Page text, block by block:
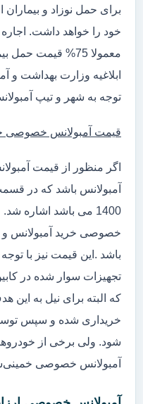
برای حمل نوزاد و
خود را خواهد داشت.
معمولا 75% قیمت
ابلاغیه وزارت بهداشت
توجه به شهر و تیپ
قیمت آمبولانس خصوصی
اگر منظور از قیمت
آمبولانس باشد که در
1400 می باشد اشاره
خصوصی خرید آمبولانس و
باشد .این قیمت نیز با
تجهیزات سوار شده در
که البته برای نیل به
خریداری شده و سپس
شود. ولی برخی از
آمبولانس خصوصی